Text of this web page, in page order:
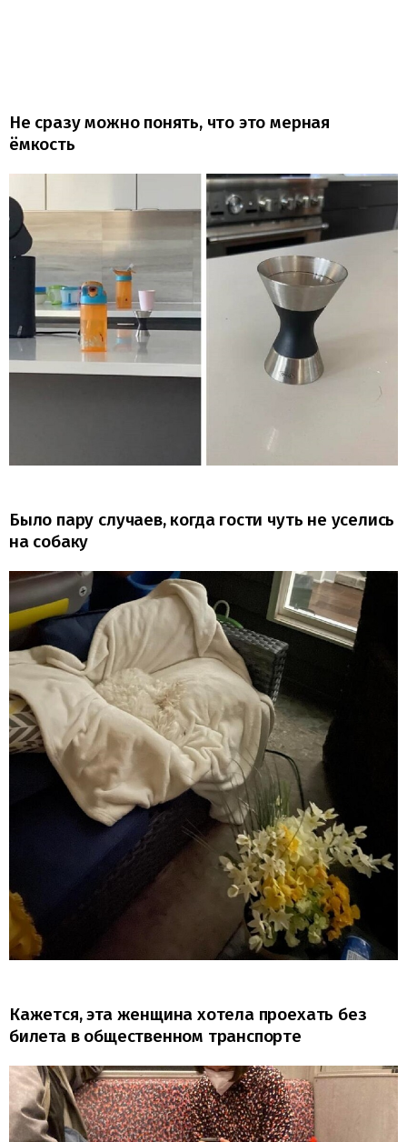
Не сразу можно понять, что это мерная
ёмкость
Было пару случаев, когда гости чуть не уселись
на собаку
Кажется, эта женщина хотела проехать без
билета в общественном транспорте